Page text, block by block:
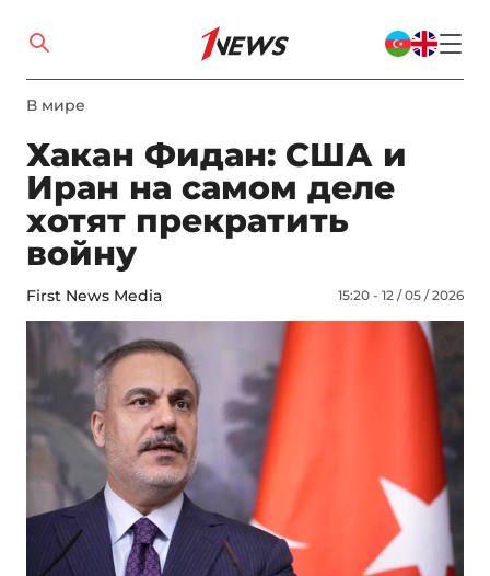
В мире
Хакан Фидан: США и
Иран на самом деле
хотят прекратить
войну
First News Media 15:20 - 12 / 05 / 2026